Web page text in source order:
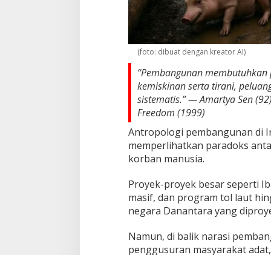
i
K
o
b
n
(foto: dibuat dengan kreator AI)
“Pembangunan
kemiskinan serta tirani,
sistematis.” — Amartya Sen
Freedom (1999)
Antropologi pembangunan di
memperlihatkan paradoks
korban manusia.
Proyek-proyek besar seperti
masif, dan program tol laut
negara Danantara yang
Namun, di balik narasi
penggusuran masyarakat